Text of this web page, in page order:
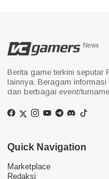
News
Berita game terkini seputar
lainnya. Beragam
dan berbagai event/
Quick Navigation
Marketplace
Redaksi